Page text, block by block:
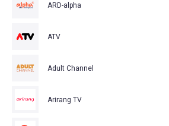
ARD-alpha
ATV
Adult Channel
Arirang TV